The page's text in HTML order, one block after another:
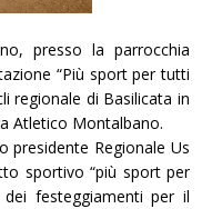
presso la parrocchia
“Più sport per tutti
regionale di Basilicata in
Atletico Montalbano.
presidente Regionale Us
sportivo “più sport per
festeggiamenti per il